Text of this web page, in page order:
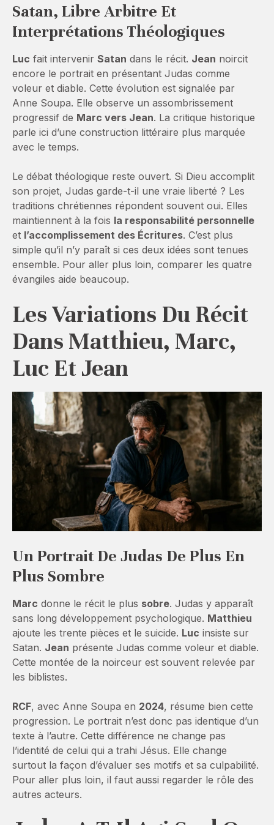
Satan, Libre Arbitre Et
Interprétations Théologiques
Luc fait intervenir Satan dans le récit. Jean noircit
encore le portrait en présentant Judas comme
voleur et diable. Cette évolution est signalée par
Anne Soupa. Elle observe un assombrissement
progressif de Marc vers Jean. La critique historique
parle ici d’une construction littéraire plus marquée
avec le temps.
Le débat théologique reste ouvert. Si Dieu accomplit
son projet, Judas garde-t-il une vraie liberté ? Les
traditions chrétiennes répondent souvent oui. Elles
maintiennent à la fois la responsabilité personnelle
et l’accomplissement des Écritures. C’est plus
simple qu’il n’y paraît si ces deux idées sont tenues
ensemble. Pour aller plus loin, comparer les quatre
évangiles aide beaucoup.
Les Variations Du Récit
Dans Matthieu, Marc,
Luc Et Jean
Un Portrait De Judas De Plus En
Plus Sombre
Marc donne le récit le plus sobre. Judas y apparaît
sans long développement psychologique. Matthieu
ajoute les trente pièces et le suicide. Luc insiste sur
Satan. Jean présente Judas comme voleur et diable.
Cette montée de la noirceur est souvent relevée par
les biblistes.
RCF, avec Anne Soupa en 2024, résume bien cette
progression. Le portrait n’est donc pas identique d’un
texte à l’autre. Cette différence ne change pas
l’identité de celui qui a trahi Jésus. Elle change
surtout la façon d’évaluer ses motifs et sa culpabilité.
Pour aller plus loin, il faut aussi regarder le rôle des
autres acteurs.